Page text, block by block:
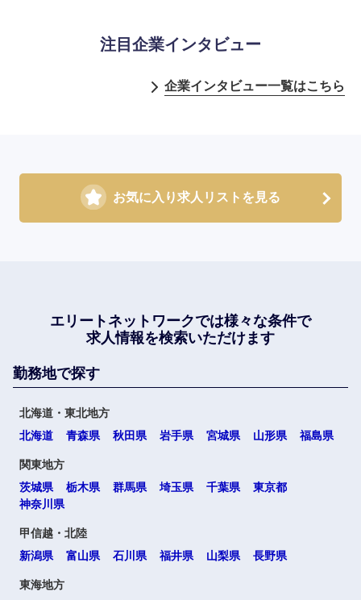
注目企業インタビュー
企業インタビュー一覧はこちら
お気に入り求人リストを見る
エリートネットワークでは様々な条件で
求人情報を検索いただけます
勤務地で探す
北海道・東北地方
北海道
青森県 秋田県 岩手県 宮城県 山形県 福島県
関東地方
茨城県
栃木県 群馬県 埼玉県 千葉県
東京都
神奈川県
甲信越・北陸
新潟県
富山県 石川県 福井県 山梨県 長野県
東海地方